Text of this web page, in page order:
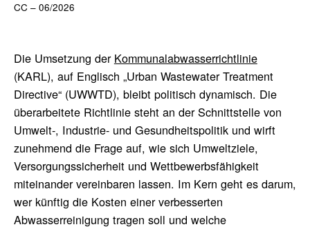
CC – 06/2026
Die Umsetzung der Kommunalabwasserrichtlinie
(KARL), auf Englisch „Urban Wastewater Treatment
Directive“ (UWWTD), bleibt politisch dynamisch. Die
überarbeitete Richtlinie steht an der Schnittstelle von
Umwelt-, Industrie- und Gesundheitspolitik und wirft
zunehmend die Frage auf, wie sich Umweltziele,
Versorgungssicherheit und Wettbewerbsfähigkeit
miteinander vereinbaren lassen. Im Kern geht es darum,
wer künftig die Kosten einer verbesserten
Abwasserreinigung tragen soll und welche